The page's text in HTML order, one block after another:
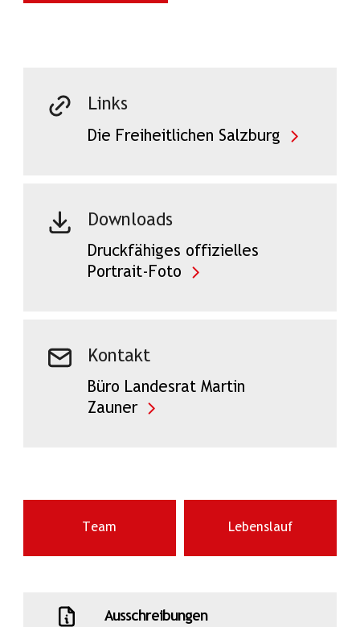
Links
Die Freiheitlichen Salzburg
Downloads
Druckfähiges offizielles
Portrait-Foto
Kontakt
Büro Landesrat Martin
Zauner
Team Lebenslauf
Ausschreibungen